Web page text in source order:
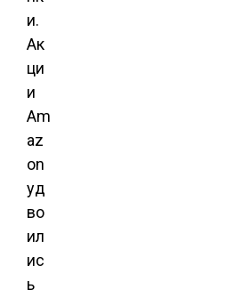
и.
Ак
ци
и
Am
az
on
уд
во
ил
ис
ь